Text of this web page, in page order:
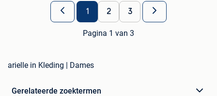
1 2 3
Pagina 1 van 3
arielle in Kleding | Dames
Gerelateerde zoektermen